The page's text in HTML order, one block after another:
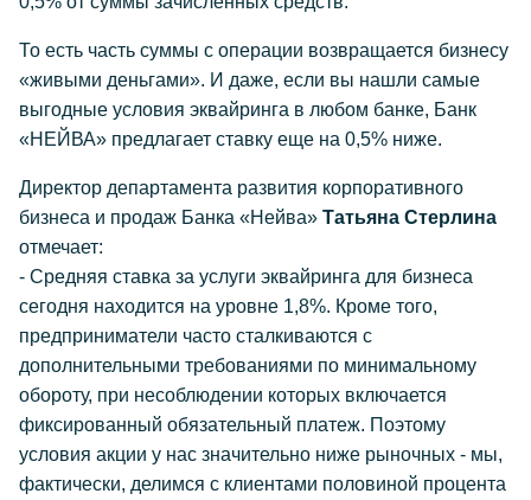
То есть часть суммы с операции возвращается бизнесу
«живыми деньгами». И даже, если вы нашли самые
выгодные условия эквайринга в любом банке, Банк
«НЕЙВА» предлагает ставку еще на 0,5% ниже.
Директор департамента развития корпоративного
бизнеса и продаж Банка «Нейва» Татьяна Стерлина
отмечает:
- Средняя ставка за услуги эквайринга для бизнеса
сегодня находится на уровне 1,8%. Кроме того,
предприниматели часто сталкиваются с
дополнительными требованиями по минимальному
обороту, при несоблюдении которых включается
фиксированный обязательный платеж. Поэтому
условия акции у нас значительно ниже рыночных - мы,
фактически, делимся с клиентами половиной процента